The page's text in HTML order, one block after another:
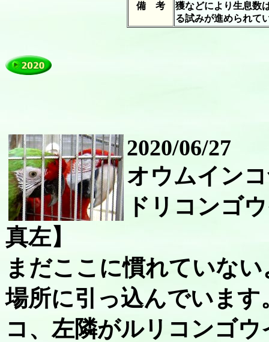
備 考
獲などにより生息数
る試みが進められて
2020/06/27
オウムイン
ドリコンゴ
真左】
まだここに慣れていな
場所に引っ込んでいま
コ、左隣がルリコンゴ